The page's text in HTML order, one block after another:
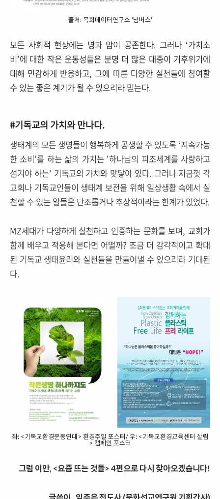
출처: 목회데이터연구소 '넘버스'
모든 사회적 현상에는 명과 암이 공존한다. 그러나 ‘가치소
비’에 대한 작은 운동성들은 분명 더 많은 대중이 기후위기에
대해 민감하게 반응하고, 그에 따른 다양한 실천들에 참여할
수 있는 좋은 계기가 될 수 있으리라 믿는다.
#기독교의 가치와 만나다.
생태계의 모든 생명들이 행복하게 공생할 수 있도록 ‘지속가능
한 소비’를 하는 삶의 가치는 '하나님의 피조세계를 사랑하고
섬겨야 하는' 기독교의 가치와 맞닿아 있다. 그러나 지금껏 각
교회나 기독교인들이 생태계 보전을 위해 일상생활 속에서 실
천할 수 있는 일들은 단조롭거나 추상적이라는 한계가 있었다.
MZ세대가 다양하게 실천하고 인증하는 문화를 보며, 교회가
함께 배우고 적용해 본다면 어떨까? 조금 더 감각적이고 확대
된 기독교 생태윤리와 실천들을 만들어낼 수 있으리라 기대된
다.
좌: <기독교환경운동연대> 환경주일 포스터/ 우: <기독교환경교육센터 살림
> 캠페인 포스터
그럼 이만, <요즘 뜨는 것들> 4편으로 다시 찾아오겠습니다!